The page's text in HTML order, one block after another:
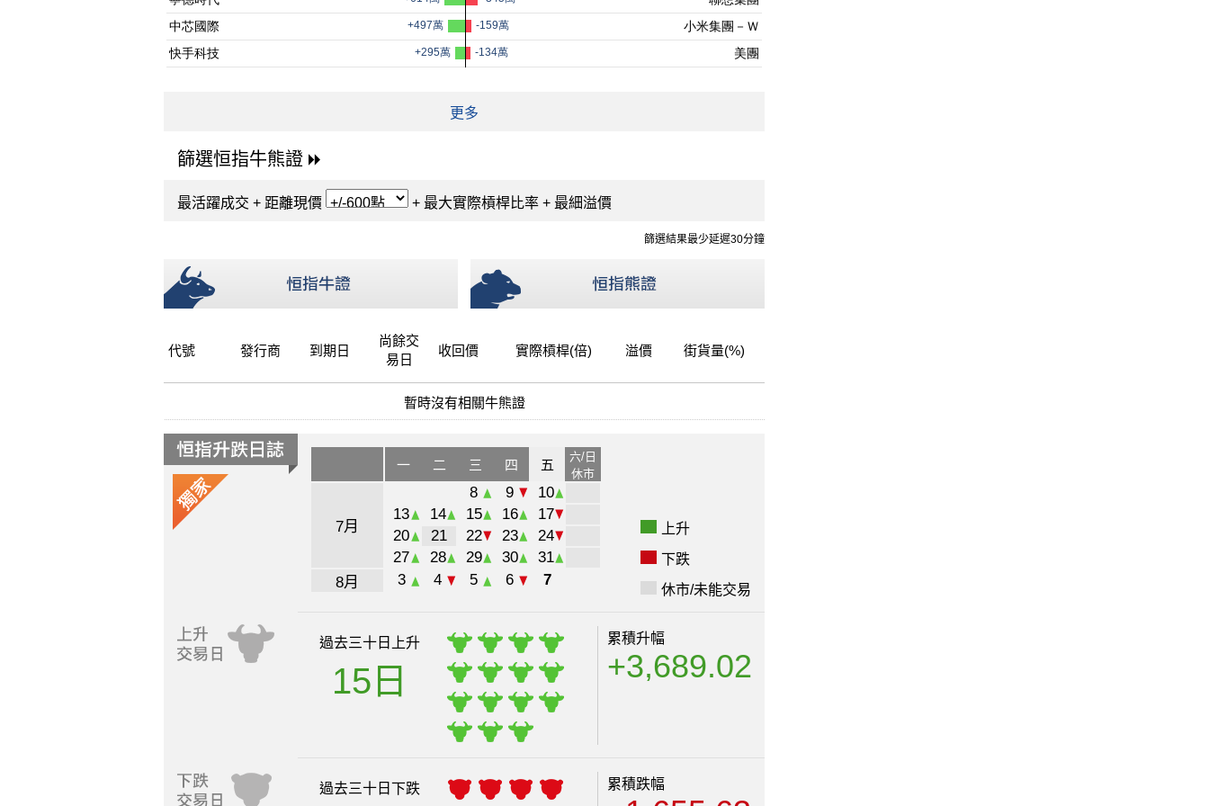
更多
篩選恒指牛熊證
最活躍成交 + 距離現價 + 最大實際槓桿比率 + 最細溢價
篩選結果最少延遲30分鐘
代號 發行商 到期日
尚餘交
易日
收回價 實際槓桿(倍) 溢價 街貨量(%)
暫時沒有相關牛熊證
上升
下跌
休市/未能交易
一 二 三 四 五
六/日
休市
7月
8 9
10
13
14 15 16
17
20
21 22 23
24
27
28 29 30
31
8月
3 4 5 6 7
累積升幅
+3,689.02
過去三十日上升
15日
累積跌幅
過去三十日下跌